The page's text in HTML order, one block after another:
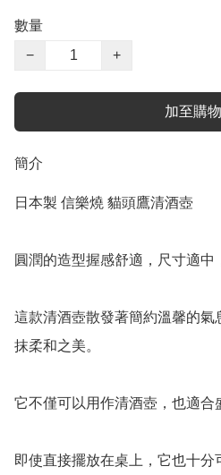
數量
−
+
加至購
簡介
日本製 信樂燒 貓頭鷹清酒壺
圓潤的造型握感舒適，尺寸適中
這款清酒壺散發著簡約溫馨的氣
抹柔和之美。
它不僅可以用作清酒壺，也適合
即使直接擺放在桌上，它也十